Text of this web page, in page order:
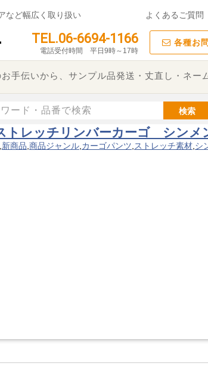
など幅広く取り扱い よくあるご質問
TEL.06-6694-1166
電話受付時間 平日9時～17時
各種お
手伝いから、サンプル品発送・丈直し・ネー
検索
トレッチリンバーカーゴ シンメ
新商品 商品ジャンル カーゴパンツ ストレッチ素材 シ